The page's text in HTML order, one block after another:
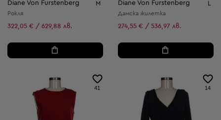
Diane Von Furstenberg M
Рокля
322,05 € / 629,88 лв.
Diane Von Furstenberg L
Дамска жилетка
274,55 € / 536,97 лв.
41 14